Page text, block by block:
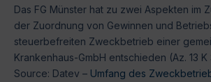
Das FG Münster hat zu zwei Aspekten im
der Zuordnung von Gewinnen und
steuerbefreiten Zweckbetrieb einer
Krankenhaus-GmbH entschieden (Az. 13 K
Source: Datev – Umfang des